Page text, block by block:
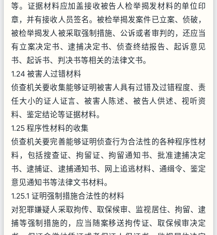
等。证据材料应加盖接收被告人检举揭发材料的单位印
章，并有接收人员签名。被检举揭发案件已立案、侦破，
被检举揭发人被采取强制措施、公诉或者审判的，还应当
有立案决定书、逮捕决定书、侦查终结报告、起诉意见
书、起诉书、判决书等相关的法律文书。
1.24 被害人过错材料
侦查机关要收集能够证明被害人具有过错及过错程度、责
任大小的证人证言、被害人陈述、被告人供述、视听资
料、鉴定结论等证据材料。
1.25 程序性材料的收集
侦查机关要完善能够证明侦查行为合法性的各种程序性材
料，包括搜查证、拘留证、拘留通知书、批准逮捕决定
书、逮捕证、逮捕通知书、网上追逃材料、通缉令、鉴定
意见通知书等法律文书材料。
1.25.1 证明强制措施合法性的材料
对犯罪嫌疑人采取拘传、取保候审、监视居住、拘留、逮
捕等强制措施的，应当随案移送拘传证、取保候审决定